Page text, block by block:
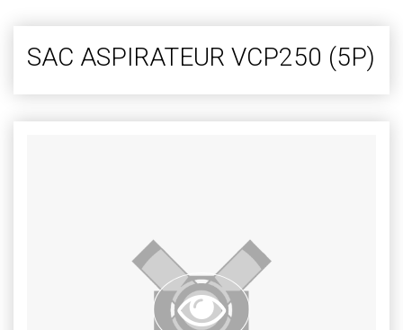
SAC ASPIRATEUR VCP250 (5P)